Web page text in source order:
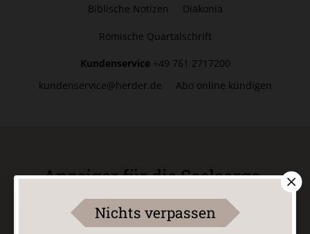
Biblische Notizen Diakonia
Römische Quartalschrift
Kundenservice +49 761 2717200
kundenservice@herder.de
Abo online kündigen
Anzeiger für die Seelsorge-
Newsletter
Nichts verpassen